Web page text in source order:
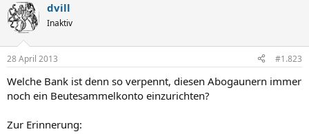
k
t
i
e
:
dvill
Inaktiv
28 April 2013 #1.823
Welche Bank ist denn so verpennt, diesen Abogaunern immer
noch ein Beutesammelkonto einzurichten?
Zur Erinnerung: